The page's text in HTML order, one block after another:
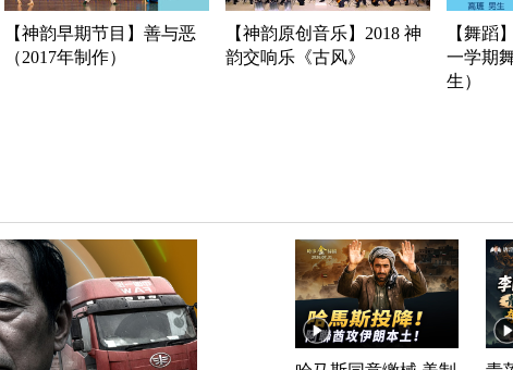
【神韵早期节目】善与恶
（2017年制作）
【神韵原创音乐】2018 神
韵交响乐《古风》
【舞蹈
一学期
生）